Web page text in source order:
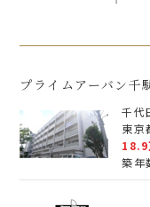
プライムアーバン千
千代
東京
18.9
築年